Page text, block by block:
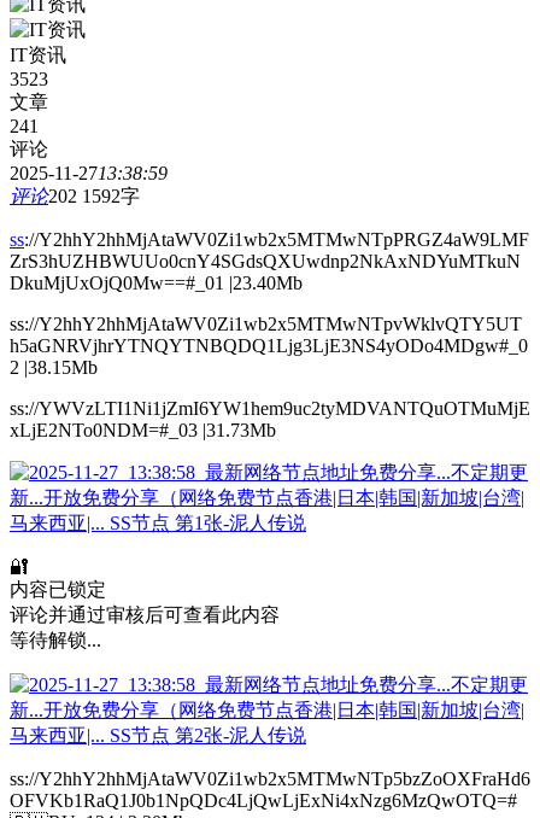
IT资讯
3523
文章
241
评论
2025-11-2713:38:59
评论202 1592字
ss://Y2hhY2hhMjAtaWV0Zi1wb2x5MTMwNTpPRGZ4aW9LMF
ZrS3hUZHBWUUo0cnY4SGdsQXUwdnp2NkAxNDYuMTkuN
DkuMjUxOjQ0Mw==#_01 |23.40Mb
ss://Y2hhY2hhMjAtaWV0Zi1wb2x5MTMwNTpvWklvQTY5UT
h5aGNRVjhrYTNQYTNBQDQ1Ljg3LjE3NS4yODo4MDgw#_0
2 |38.15Mb
ss://YWVzLTI1Ni1jZmI6YW1hem9uc2tyMDVANTQuOTMuMjE
xLjE2NTo0NDM=#_03 |31.73Mb
🔐
内容已锁定
评论并通过审核后可查看此内容
等待解锁...
ss://Y2hhY2hhMjAtaWV0Zi1wb2x5MTMwNTp5bzZoOXFraHd6
OFVKb1RaQ1J0b1NpQDc4LjQwLjExNi4xNzg6MzQwOTQ=#